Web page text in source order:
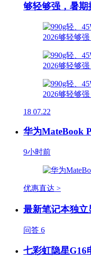
够轻够强，暑期
18 07.22
华为MateBook
9小时前
优惠直达 >
最新笔记本独立
问答 6
七彩虹隐星G16